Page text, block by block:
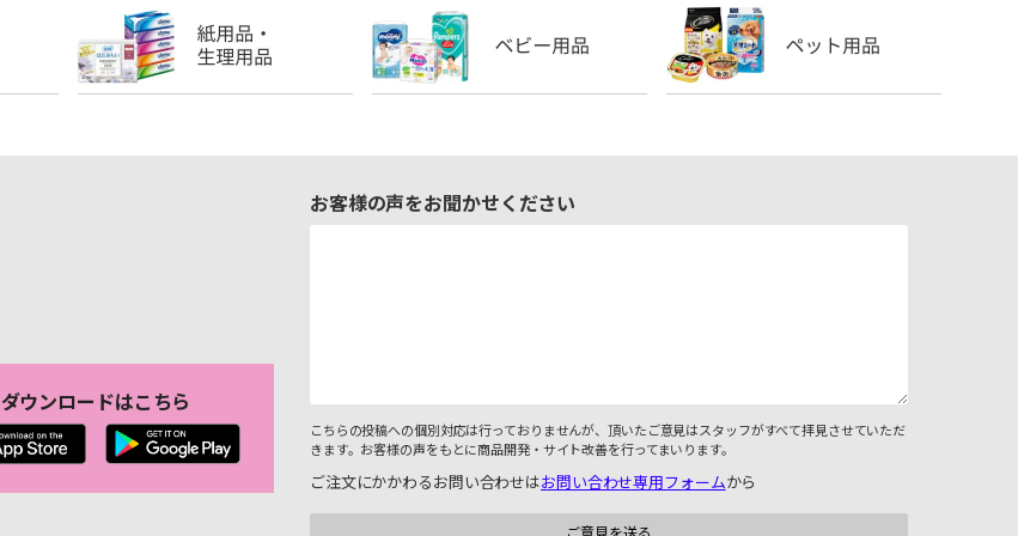
ダウンロードはこちら
お客様の声をお聞かせください
こちらの投稿への個別対応は行っておりませんが、頂いたご意見はスタッフがすべて拝見させていただ
きます。お客様の声をもとに商品開発・サイト改善を行ってまいります。
ご注文にかかわるお問い合わせはお問い合わせ専用フォームから